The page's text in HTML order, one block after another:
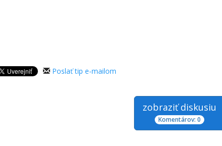
Poslať tip e-mailom
zobraziť diskusiu
Komentárov: 0